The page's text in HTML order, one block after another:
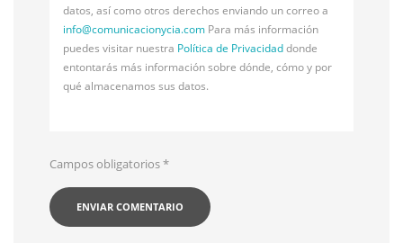
datos, así como otros derechos enviando un correo a
info@comunicacionycia.com Para más información
puedes visitar nuestra Política de Privacidaddonde
entontarás más información sobre dónde, cómo y por
qué almacenamos sus datos.
Campos obligatorios*